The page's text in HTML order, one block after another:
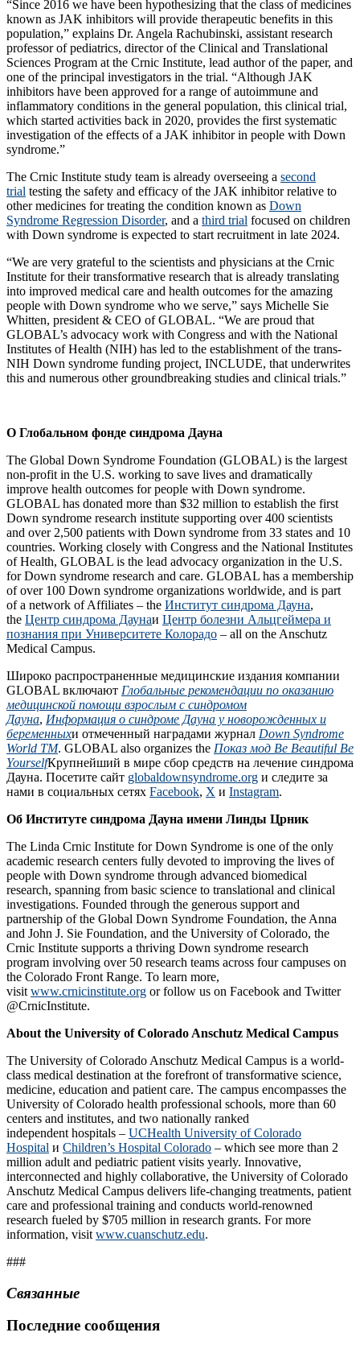
“Since 2016 we have been hypothesizing that the class of medicines
known as JAK inhibitors will provide therapeutic benefits in this
population,” explains Dr. Angela Rachubinski, assistant research
professor of pediatrics, director of the Clinical and Translational
Sciences Program at the Crnic Institute, lead author of the paper, and
one of the principal investigators in the trial. “Although JAK
inhibitors have been approved for a range of autoimmune and
inflammatory conditions in the general population, this clinical trial,
which started activities back in 2020, provides the first systematic
investigation of the effects of a JAK inhibitor in people with Down
syndrome.”
The Crnic Institute study team is already overseeing a second
trial testing the safety and efficacy of the JAK inhibitor relative to
other medicines for treating the condition known as Down
Syndrome Regression Disorder, and a third trial focused on children
with Down syndrome is expected to start recruitment in late 2024.
“We are very grateful to the scientists and physicians at the Crnic
Institute for their transformative research that is already translating
into improved medical care and health outcomes for the amazing
people with Down syndrome who we serve,” says Michelle Sie
Whitten, president & CEO of GLOBAL. “We are proud that
GLOBAL’s advocacy work with Congress and with the National
Institutes of Health (NIH) has led to the establishment of the trans-
NIH Down syndrome funding project, INCLUDE, that underwrites
this and numerous other groundbreaking studies and clinical trials.”
О Глобальном фонде синдрома Дауна
The Global Down Syndrome Foundation (GLOBAL) is the largest
non-profit in the U.S. working to save lives and dramatically
improve health outcomes for people with Down syndrome.
GLOBAL has donated more than $32 million to establish the first
Down syndrome research institute supporting over 400 scientists
and over 2,500 patients with Down syndrome from 33 states and 10
countries. Working closely with Congress and the National Institutes
of Health, GLOBAL is the lead advocacy organization in the U.S.
for Down syndrome research and care. GLOBAL has a membership
of over 100 Down syndrome organizations worldwide, and is part
of a network of Affiliates – the Институт синдрома Дауна,
the Центр синдрома Даунаи Центр болезни Альцгеймера и
познания при Университете Колорадо – all on the Anschutz
Medical Campus.
Широко распространенные медицинские издания компании
GLOBAL включают Глобальные рекомендации по оказанию
медицинской помощи взрослым с синдромом
Дауна, Информация о синдроме Дауна у новорожденных и
беременныхи отмеченный наградами журнал Down Syndrome
World TM. GLOBAL also organizes the Показ мод Be Beautiful Be
YourselfКрупнейший в мире сбор средств на лечение синдрома
Дауна. Посетите сайт globaldownsyndrome.org и следите за
нами в социальных сетях Facebook, X и Instagram.
Об Институте синдрома Дауна имени Линды Црник
The Linda Crnic Institute for Down Syndrome is one of the only
academic research centers fully devoted to improving the lives of
people with Down syndrome through advanced biomedical
research, spanning from basic science to translational and clinical
investigations. Founded through the generous support and
partnership of the Global Down Syndrome Foundation, the Anna
and John J. Sie Foundation, and the University of Colorado, the
Crnic Institute supports a thriving Down syndrome research
program involving over 50 research teams across four campuses on
the Colorado Front Range. To learn more,
visit www.crnicinstitute.org or follow us on Facebook and Twitter
@CrnicInstitute.
About the University of Colorado Anschutz Medical Campus
The University of Colorado Anschutz Medical Campus is a world-
class medical destination at the forefront of transformative science,
medicine, education and patient care. The campus encompasses the
University of Colorado health professional schools, more than 60
centers and institutes, and two nationally ranked
independent hospitals – UCHealth University of Colorado
Hospital и Children’s Hospital Colorado – which see more than 2
million adult and pediatric patient visits yearly. Innovative,
interconnected and highly collaborative, the University of Colorado
Anschutz Medical Campus delivers life-changing treatments, patient
care and professional training and conducts world-renowned
research fueled by $705 million in research grants. For more
information, visit www.cuanschutz.edu.
###
Связанные
Последние сообщения